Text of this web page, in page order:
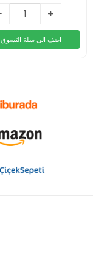
اضف الى سلة التسوق